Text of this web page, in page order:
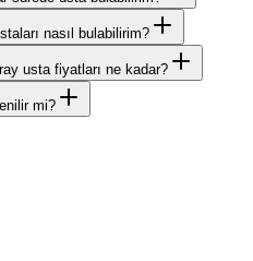
nasıl bulabilirim?
usta fiyatları ne kadar?
mi?